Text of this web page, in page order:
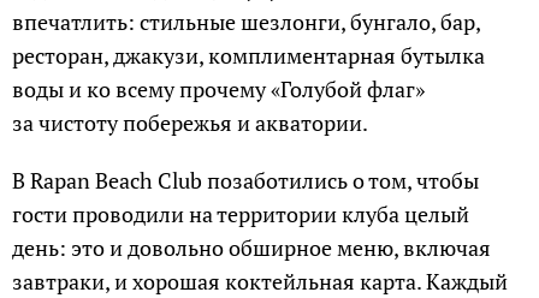
впечатлить: стильные шезлонги, бунгало, бар,
ресторан, джакузи, комплиментарная бутылка
воды и ко всему прочему «Голубой флаг»
за чистоту побережья и акватории.
В Rapan Beach Club позаботились о том, чтобы
гости проводили на территории клуба целый
день: это и довольно обширное меню, включая
завтраки, и хорошая коктейльная карта. Каждый